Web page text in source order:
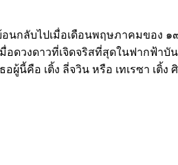
นกลับไปเมื่อเดือนพฤษภาคมของ ๑
มื่อดวงดาวที่เจิดจริสที่สุดในฟากฟ้า
ธอผู้นี้คือ เติ้ง ลี่จวิน หรือ เทเรซา เติ้